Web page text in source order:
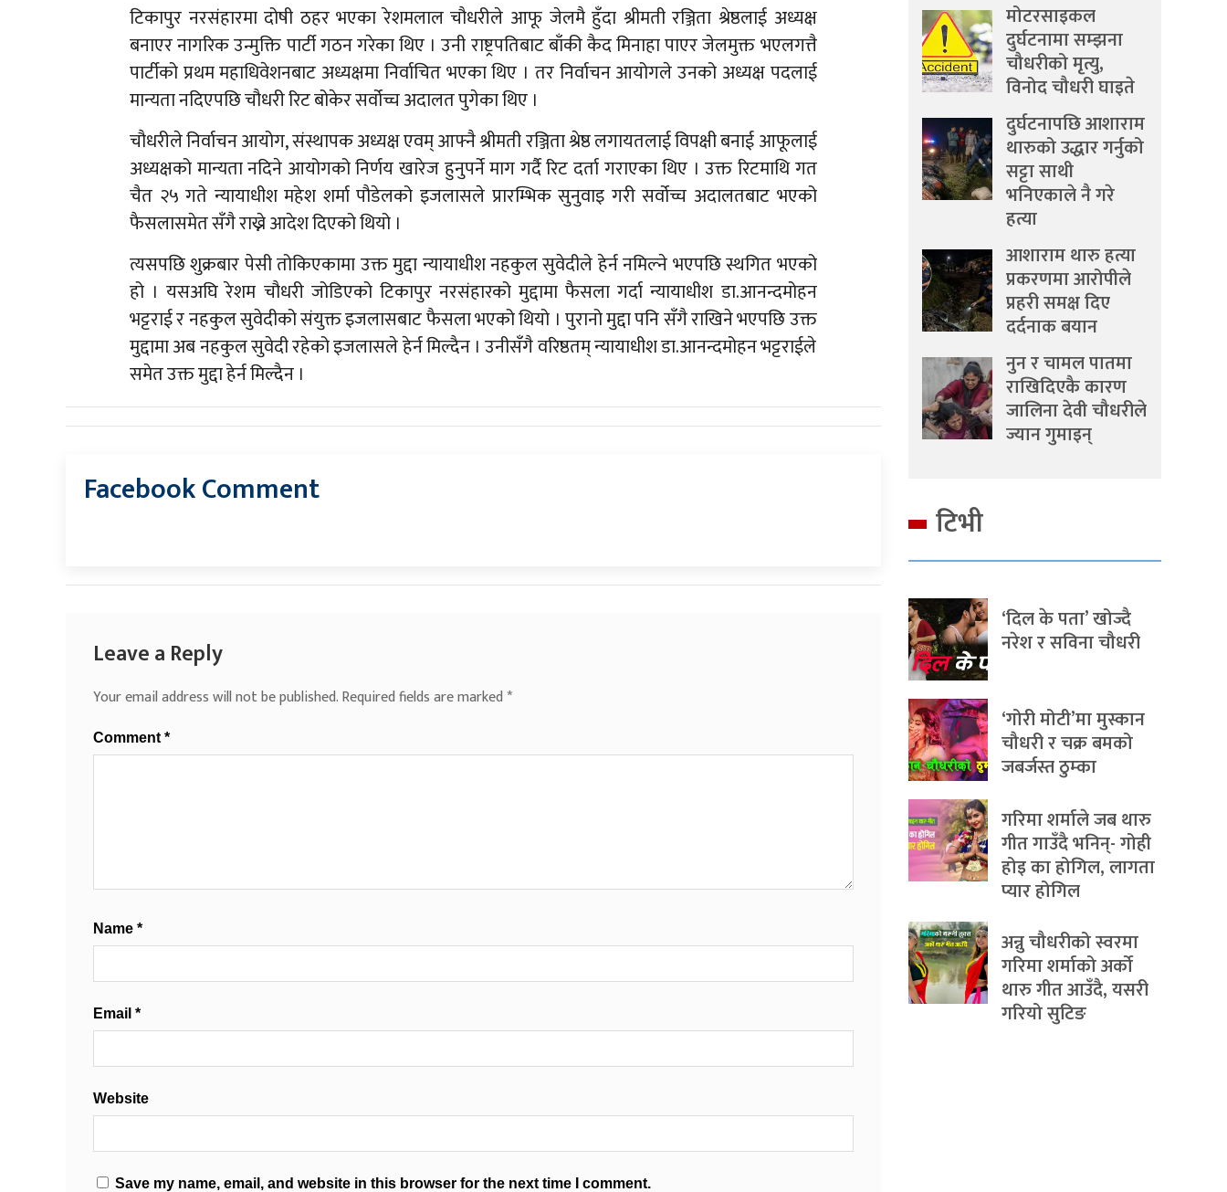
टिकापुर नरसंहारमा दोषी ठहर भएका रेशमलाल चौधरीले आफू जेलमै हुँदा श्रीमती रञ्जिता श्रेष्ठलाई अध्यक्ष
बनाएर नागरिक उन्मुक्ति पार्टी गठन गरेका थिए । उनी राष्ट्रपतिबाट बाँकी कैद मिनाहा पाएर जेलमुक्त भएलगत्तै
पार्टीको प्रथम महाधिवेशनबाट अध्यक्षमा निर्वाचित भएका थिए । तर निर्वाचन आयोगले उनको अध्यक्ष पदलाई
मान्यता नदिएपछि चौधरी रिट बोकेर सर्वोच्च अदालत पुगेका थिए ।
चौधरीले निर्वाचन आयोग, संस्थापक अध्यक्ष एवम् आफ्नै श्रीमती रञ्जिता श्रेष्ठ लगायतलाई विपक्षी बनाई आफूलाई
अध्यक्षको मान्यता नदिने आयोगको निर्णय खारेज हुनुपर्ने माग गर्दै रिट दर्ता गराएका थिए । उक्त रिटमाथि गत
चैत २५ गते न्यायाधीश महेश शर्मा पौडेलको इजलासले प्रारम्भिक सुनुवाइ गरी सर्वोच्च अदालतबाट भएको
फैसलासमेत सँगै राख्ने आदेश दिएको थियो ।
त्यसपछि शुक्रबार पेसी तोकिएकामा उक्त मुद्दा न्यायाधीश नहकुल सुवेदीले हेर्न नमिल्ने भएपछि स्थगित भएको
हो । यसअघि रेशम चौधरी जोडिएको टिकापुर नरसंहारको मुद्दामा फैसला गर्दा न्यायाधीश डा.आनन्दमोहन
भट्टराई र नहकुल सुवेदीको संयुक्त इजलासबाट फैसला भएको थियो । पुरानो मुद्दा पनि सँगै राखिने भएपछि उक्त
मुद्दामा अब नहकुल सुवेदी रहेको इजलासले हेर्न मिल्दैन । उनीसँगै वरिष्ठतम् न्यायाधीश डा.आनन्दमोहन भट्टराईले
समेत उक्त मुद्दा हेर्न मिल्दैन ।
Facebook Comment
Leave a Reply
Your email address will not be published.Required fields are marked*
Comment *
Name *
Email *
Website
Save my name, email, and website in this browser for the next time I comment.
मोटरसाइकल
दुर्घटनामा सम्झना
चौधरीको मृत्यु,
विनोद चौधरी घाइते
दुर्घटनापछि आशाराम
थारुको उद्धार गर्नुको
सट्टा साथी
भनिएकाले नै गरे
हत्या
आशाराम थारु हत्या
प्रकरणमा आरोपीले
प्रहरी समक्ष दिए
दर्दनाक बयान
नुन र चामल पातमा
राखिदिएकै कारण
जालिना देवी चौधरीले
ज्यान गुमाइन्
टिभी
‘दिल के पता’ खोज्दै
नरेश र सविना चौधरी
‘गोरी मोटी’मा मुस्कान
चौधरी र चक्र बमको
जबर्जस्त ठुम्का
गरिमा शर्माले जब थारु
गीत गाउँदै भनिन्- गोही
होइ का होगिल, लागता
प्यार होगिल
अन्नु चौधरीको स्वरमा
गरिमा शर्माको अर्को
थारु गीत आउँदै, यसरी
गरियो सुटिङ